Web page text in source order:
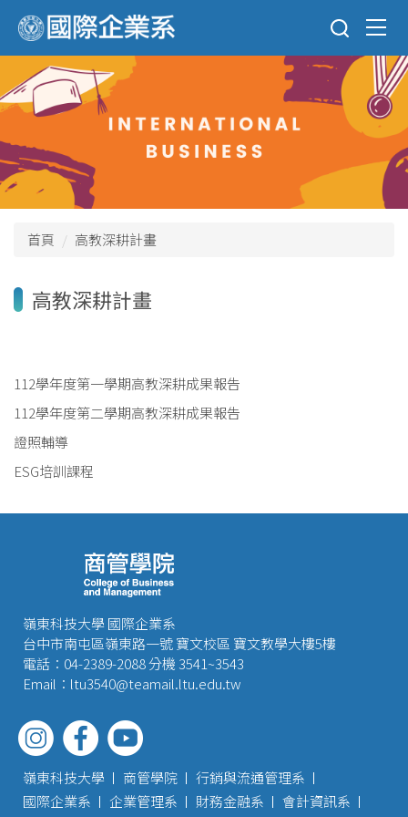
到
主
內
容
首頁 高教深耕計畫
高教深耕計畫
112學年度第一學期高教深耕成果報告
112學年度第二學期高教深耕成果報告
證照輔導
ESG培訓課程
嶺東科技大學 國際企業系
台中市南屯區嶺東路一號 寶文校區 寶文教學大樓5樓
電話：04-2389-2088 分機 3541~3543
Email：ltu3540@teamail.ltu.edu.tw
嶺東科技大學 商管學院
行銷與流通管理系
國際企業系
企業管理系 財務金融系
會計資訊系